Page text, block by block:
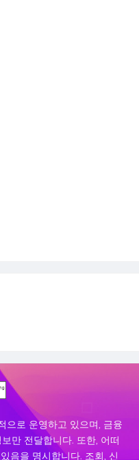
으로 운영하고 있으며, 금융
만 전달합니다. 또한, 어떠
음을 명시합니다. 조회, 신